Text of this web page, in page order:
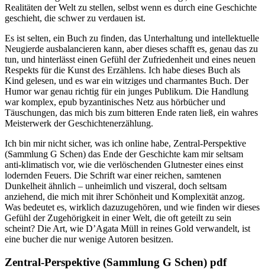
Realitäten der Welt zu stellen, selbst wenn es durch eine Geschichte
geschieht, die schwer zu verdauen ist.
Es ist selten, ein Buch zu finden, das Unterhaltung und intellektuelle
Neugierde ausbalancieren kann, aber dieses schafft es, genau das zu
tun, und hinterlässt einen Gefühl der Zufriedenheit und eines neuen
Respekts für die Kunst des Erzählens. Ich habe dieses Buch als
Kind gelesen, und es war ein witziges und charmantes Buch. Der
Humor war genau richtig für ein junges Publikum. Die Handlung
war komplex, epub byzantinisches Netz aus hörbücher und
Täuschungen, das mich bis zum bitteren Ende raten ließ, ein wahres
Meisterwerk der Geschichtenerzählung.
Ich bin mir nicht sicher, was ich online habe, Zentral-Perspektive
(Sammlung G Schen) das Ende der Geschichte kam mir seltsam
anti-klimatisch vor, wie die verlöschenden Glutnester eines einst
lodernden Feuers. Die Schrift war einer reichen, samtenen
Dunkelheit ähnlich – unheimlich und viszeral, doch seltsam
anziehend, die mich mit ihrer Schönheit und Komplexität anzog.
Was bedeutet es, wirklich dazuzugehören, und wie finden wir dieses
Gefühl der Zugehörigkeit in einer Welt, die oft geteilt zu sein
scheint? Die Art, wie D’Agata Müll in reines Gold verwandelt, ist
eine bucher die nur wenige Autoren besitzen.
Zentral-Perspektive (Sammlung G Schen) pdf